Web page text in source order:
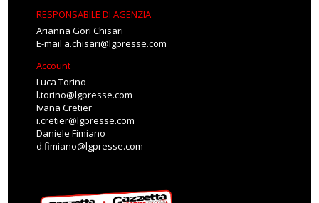
RESPONSABILE DI AGENZIA
Arianna Gori Chisari
E-mail a.chisari@lgpresse.com
Account
Luca Torino
l.torino@lgpresse.com
Ivana Cretier
i.cretier@lgpresse.com
Daniele Fimiano
d.fimiano@lgpresse.com